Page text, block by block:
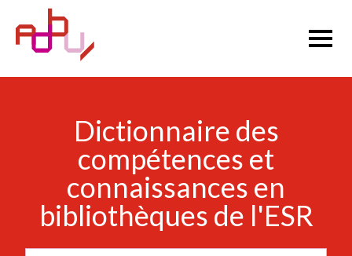
Dictionnaire des
compétences et
connaissances en
bibliothèques de l'ESR